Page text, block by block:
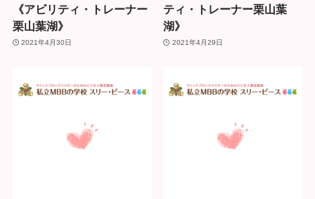
《アビリティ・トレーナー
栗山葉湖》
2021年4月30日
ティ・トレーナー栗山葉
湖》
2021年4月29日